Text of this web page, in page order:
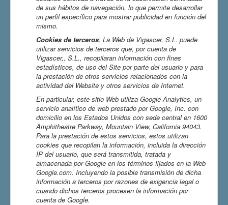
de sus hábitos de navegación, lo que permite desarrollar
un perfil específico para mostrar publicidad en función del
mismo.
Cookies de terceros: La Web de Vigascer, S.L. puede
utilizar servicios de terceros que, por cuenta de
Vigascer,, S.L., recopilaran información con fines
estadísticos, de uso del Site por parte del usuario y para
la prestación de otros servicios relacionados con la
actividad del Website y otros servicios de Internet.
En particular, este sitio Web utiliza Google Analytics, un
servicio analítico de web prestado por Google, Inc. con
domicilio en los Estados Unidos con sede central en 1600
Amphitheatre Parkway, Mountain View, California 94043.
Para la prestación de estos servicios, estos utilizan
cookies que recopilan la información, incluida la dirección
IP del usuario, que será transmitida, tratada y
almacenada por Google en los términos fijados en la Web
Google.com. Incluyendo la posible transmisión de dicha
información a terceros por razones de exigencia legal o
cuando dichos terceros procesen la información por
cuenta de Google.